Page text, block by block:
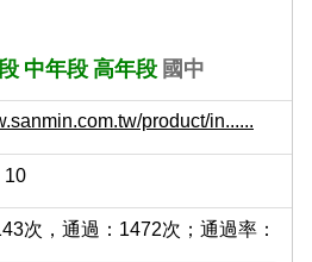
中年段 高年段 國中
product/in......
10
次，通過：1472次；通過率：